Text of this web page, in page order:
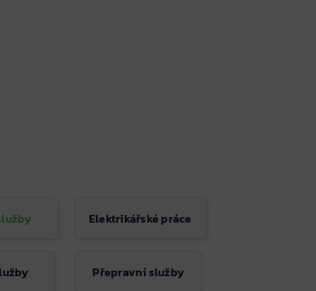
Elektrikářské práce
Přepravní služby